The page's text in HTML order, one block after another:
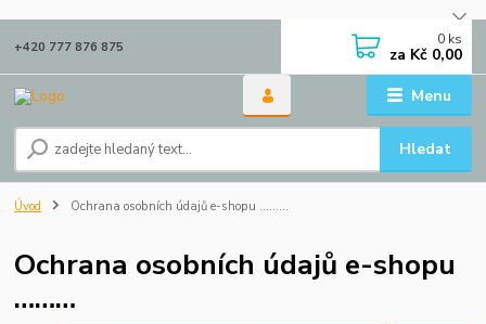
Menu
Hledat
+420 777 876 875 0 ks
za Kč 0,00
Úvod Ochrana osobních údajů e-shopu ………
Ochrana osobních údajů e-shopu
………